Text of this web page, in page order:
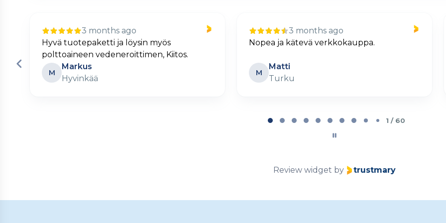
3 months ago
Nopea ja kätevä verkkokauppa.
M
Matti
Turku
10 days ago
Selkeä ja helppo tilaus
PL
Petteri Lehtovaara
Parainen
2 / 60
Review widget by trustmary